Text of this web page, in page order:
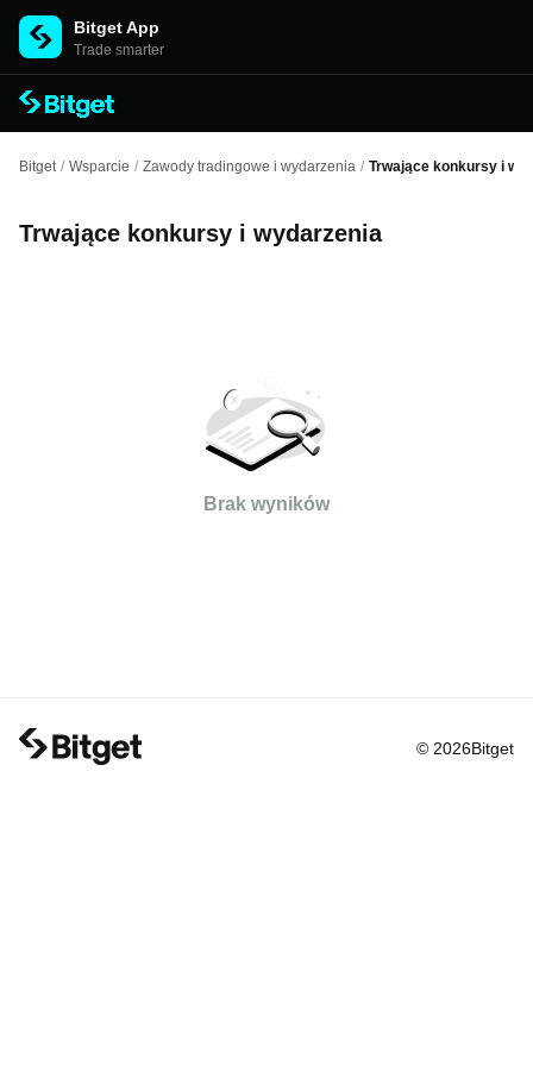
Bitget App
Trade smarter
Bitget / Wsparcie / Zawody tradingowe i wydarzenia / Trwające konkursy i
Trwające konkursy i wydarzenia
Brak wyników
© 2026Bitget